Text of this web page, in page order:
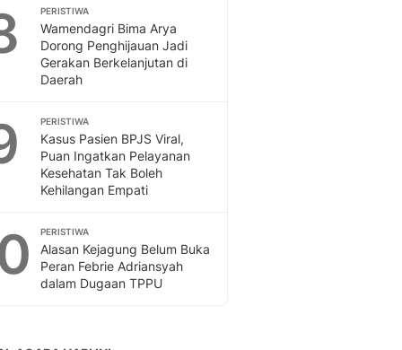
PERISTIWA
Wamendagri Bima Arya
Dorong Penghijauan Jadi
Gerakan Berkelanjutan di
Daerah
PERISTIWA
Kasus Pasien BPJS Viral,
Puan Ingatkan Pelayanan
Kesehatan Tak Boleh
Kehilangan Empati
PERISTIWA
Alasan Kejagung Belum Buka
Peran Febrie Adriansyah
dalam Dugaan TPPU